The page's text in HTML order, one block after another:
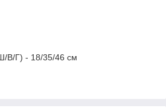
В/Г) - 18/35/46 см